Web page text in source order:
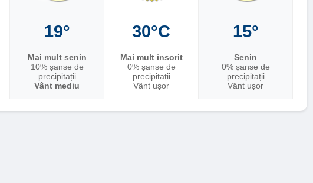
19°
Mai mult senin
10% șanse de
precipitații
Vânt mediu
30°C
Mai mult însorit
0% șanse de
precipitații
Vânt ușor
15°
Senin
0% șanse de
precipitații
Vânt ușor